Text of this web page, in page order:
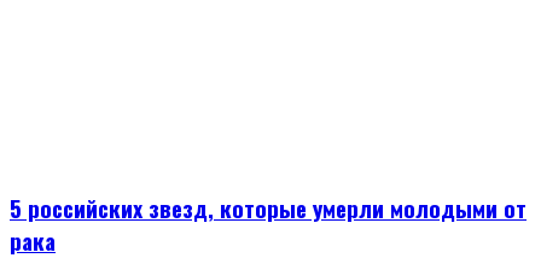
5 российских звезд, которые умерли молодыми от
рака